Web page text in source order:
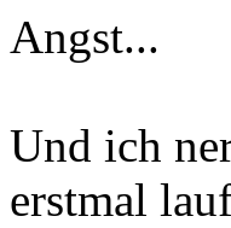
Angst...
Und ich
erstmal